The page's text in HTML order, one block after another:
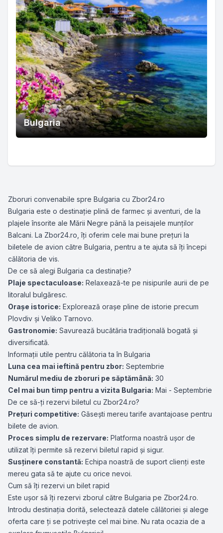
Bulgaria
Zboruri convenabile spre Bulgaria cu Zbor24.ro
Bulgaria este o destinație plină de farmec și aventuri, de la
plajele însorite ale Mării Negre până la peisajele munților
Balcani. La Zbor24.ro, îți oferim cele mai bune prețuri la
biletele de avion către Bulgaria, pentru a te ajuta să îți începi
călătoria de vis.
De ce să alegi Bulgaria ca destinație?
Plaje spectaculoase: Relaxează-te pe nisipurile aurii de pe
litoralul bulgăresc.
Orașe istorice: Explorează orașe pline de istorie precum
Plovdiv și Veliko Tarnovo.
Gastronomie: Savurează bucătăria tradițională bogată și
diversificată.
Informații utile pentru călătoria ta în Bulgaria
Luna cea mai ieftină pentru zbor: Septembrie
Numărul mediu de zboruri pe săptămână: 30
Cel mai bun timp pentru a vizita Bulgaria: Mai - Septembrie
De ce să-ți rezervi biletul cu Zbor24.ro?
Prețuri competitive: Găsești mereu tarife avantajoase pentru
bilete de avion.
Proces simplu de rezervare: Platforma noastră ușor de
utilizat îți permite să rezervi biletul rapid și sigur.
Susținere constantă: Echipa noastră de suport clienți este
mereu gata să te ajute cu orice nevoi.
Cum să îți rezervi un bilet rapid
Este ușor să îți rezervi zborul către Bulgaria pe Zbor24.ro.
Introdu destinația dorită, selectează datele călătoriei și alege
oferta care ți se potrivește cel mai bine. Nu rata ocazia de a